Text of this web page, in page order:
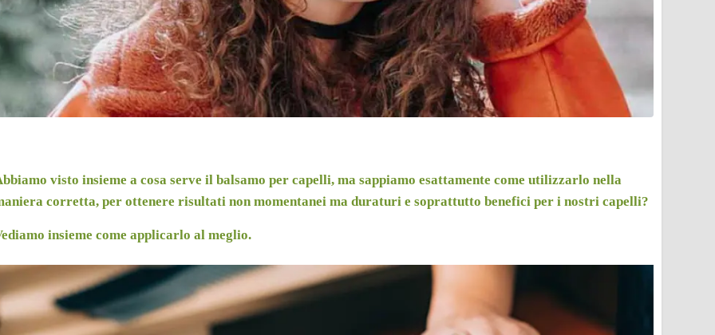
visto insieme a cosa serve il balsamo per capelli, ma sappiamo esattamente come utilizzarlo nella
corretta, per ottenere risultati non momentanei ma duraturi e soprattutto benefici per i nostri capelli?
insieme come applicarlo al meglio.